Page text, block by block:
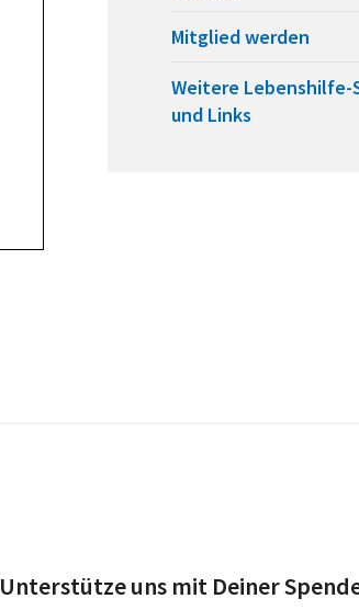
Mitglied werden
Weitere Lebenshilfe-
und Links
Unterstütze uns mit Deiner